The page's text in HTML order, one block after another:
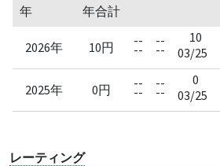
年 年合計
2026年 10円 --
--
--
--
10
03/25
2025年 0円 --
--
--
--
0
03/25
レーティング